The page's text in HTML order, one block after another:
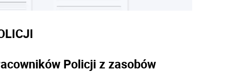
Policji z zasobów